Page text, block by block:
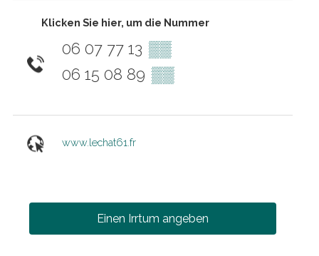
Klicken Sie hier, um die Nummer
06 07 77 13 ▒▒
06 15 08 89 ▒▒
www.lechat61.fr
Einen Irrtum angeben